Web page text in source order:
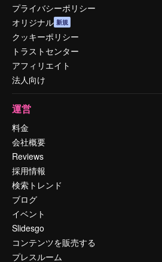
プライバシーポリシー
オリジナル 新規
クッキーポリシー
トラストセンター
アフィリエイト
法人向け
運営
料金
会社概要
Reviews
採用情報
検索トレンド
ブログ
イベント
Slidesgo
コンテンツを販売する
プレスルーム